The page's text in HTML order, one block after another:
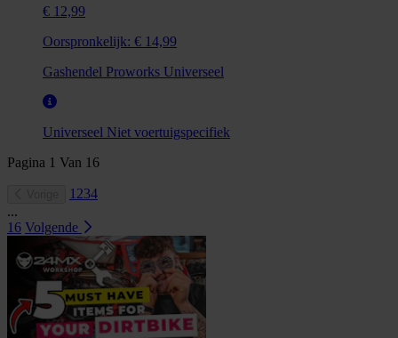
€ 12,99
Oorspronkelijk: € 14,99
Gashendel Proworks Universeel
Universeel Niet voertuigspecifiek
Pagina 1 Van 16
1 234
...
16 Volgende